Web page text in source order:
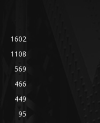
1602
1108
569
466
449
95